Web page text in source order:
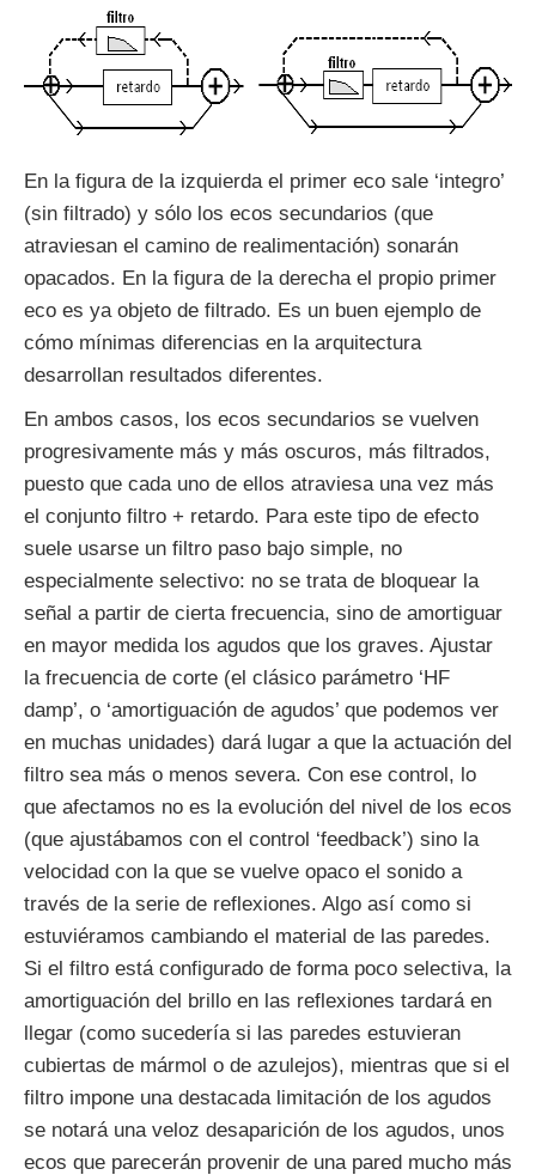
En la figura de la izquierda el primer eco sale ‘integro’
(sin filtrado) y sólo los ecos secundarios (que
atraviesan el camino de realimentación) sonarán
opacados. En la figura de la derecha el propio primer
eco es ya objeto de filtrado. Es un buen ejemplo de
cómo mínimas diferencias en la arquitectura
desarrollan resultados diferentes.
En ambos casos, los ecos secundarios se vuelven
progresivamente más y más oscuros, más filtrados,
puesto que cada uno de ellos atraviesa una vez más
el conjunto filtro + retardo. Para este tipo de efecto
suele usarse un filtro paso bajo simple, no
especialmente selectivo: no se trata de bloquear la
señal a partir de cierta frecuencia, sino de amortiguar
en mayor medida los agudos que los graves. Ajustar
la frecuencia de corte (el clásico parámetro ‘HF
damp’, o ‘amortiguación de agudos’ que podemos ver
en muchas unidades) dará lugar a que la actuación del
filtro sea más o menos severa. Con ese control, lo
que afectamos no es la evolución del nivel de los ecos
(que ajustábamos con el control ‘feedback’) sino la
velocidad con la que se vuelve opaco el sonido a
través de la serie de reflexiones. Algo así como si
estuviéramos cambiando el material de las paredes.
Si el filtro está configurado de forma poco selectiva, la
amortiguación del brillo en las reflexiones tardará en
llegar (como sucedería si las paredes estuvieran
cubiertas de mármol o de azulejos), mientras que si el
filtro impone una destacada limitación de los agudos
se notará una veloz desaparición de los agudos, unos
ecos que parecerán provenir de una pared mucho más